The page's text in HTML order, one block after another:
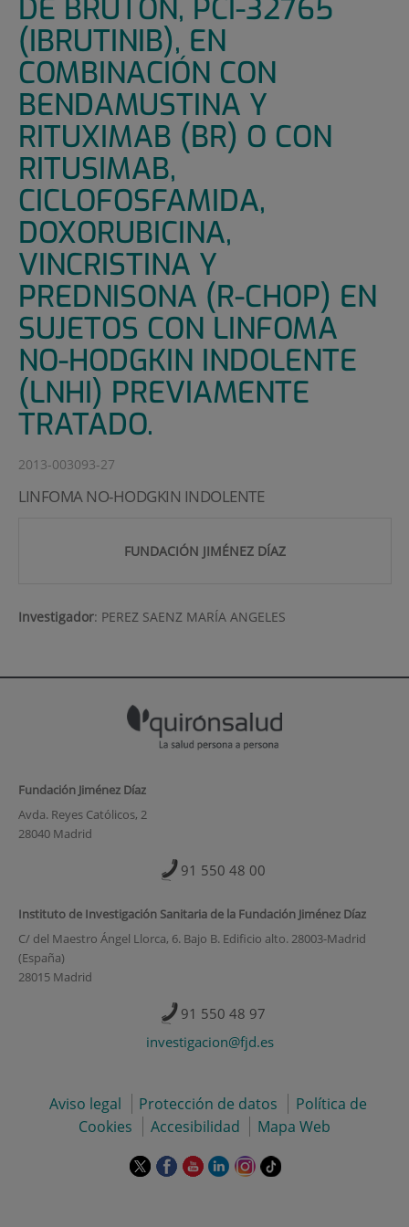
DE BRUTON, PCI-32765
(IBRUTINIB), EN
COMBINACIÓN CON
BENDAMUSTINA Y
RITUXIMAB (BR) O CON
RITUSIMAB,
CICLOFOSFAMIDA,
DOXORUBICINA,
VINCRISTINA Y
PREDNISONA (R-CHOP) EN
SUJETOS CON LINFOMA
NO-HODGKIN INDOLENTE
(LNHI) PREVIAMENTE
TRATADO.
2013-003093-27
LINFOMA NO-HODGKIN INDOLENTE
FUNDACIÓN JIMÉNEZ DÍAZ
Investigador: PEREZ SAENZ MARÍA ANGELES
Fundación Jiménez Díaz
Avda. Reyes Católicos, 2
28040 Madrid
91 550 48 00
Instituto de Investigación Sanitaria de la Fundación Jiménez Díaz
C/ del Maestro Ángel Llorca, 6. Bajo B. Edificio alto. 28003-Madrid
(España)
28015 Madrid
91 550 48 97
investigacion@fjd.es
Aviso legal Protección de datos
Política de
Cookies
Accesibilidad Mapa Web
EsteEsteEsteEsteEsteEnlace